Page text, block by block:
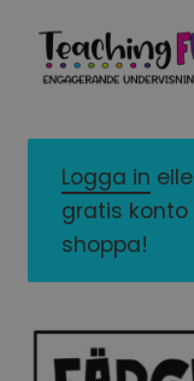
Hoppa
till
navigering
Gå
till
innehåll
MITT KONTO
GRATISMATERIAL
LICENSER
Logga in
gratis
shoppa!